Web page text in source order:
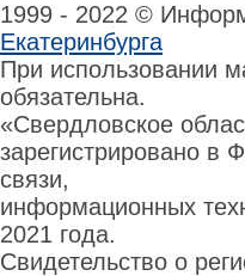
1999 - 2022 ©
Екатеринбурга
При использовании
обязательна.
«Свердловское
зарегистрировано в
связи,
информационных
2021 года.
Свидетельство о